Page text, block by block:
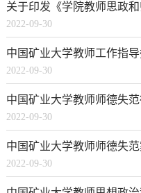
2022-09-30
中国矿业大学教师工作指
2022-09-30
中国矿业大学教师师德失
2022-09-30
中国矿业大学教师师德失
2022-09-30